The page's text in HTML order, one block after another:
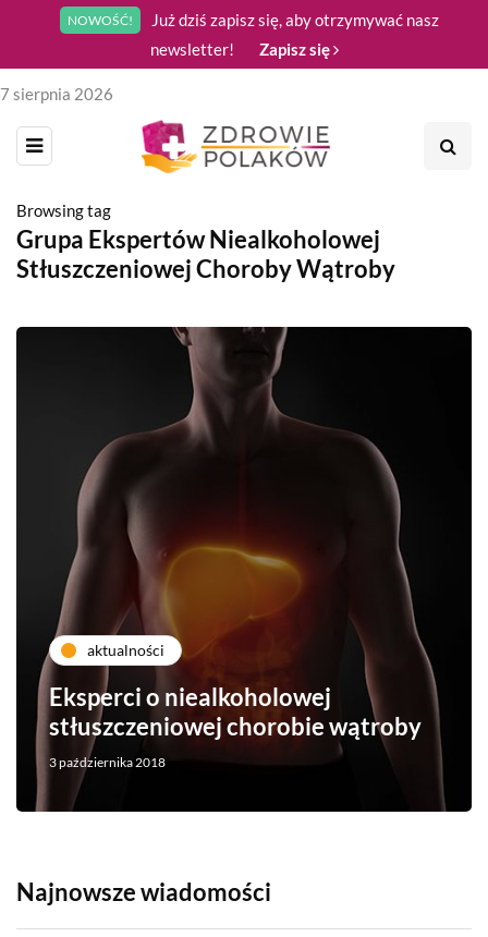
NOWOŚĆ!
Już dziś zapisz się, aby otrzymywać nasz
newsletter!
Zapisz się
7 sierpnia 2026
Browsing tag
Grupa Ekspertów Niealkoholowej
Stłuszczeniowej Choroby Wątroby
aktualności
Eksperci o niealkoholowej
stłuszczeniowej chorobie wątroby
3 października 2018
Najnowsze wiadomości